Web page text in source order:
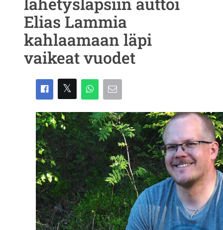
Elias Lammia
kahlaamaan läpi
vaikeat vuodet